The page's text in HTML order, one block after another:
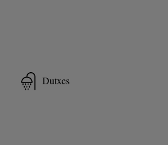
Dutxes